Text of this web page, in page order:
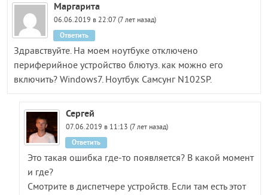
Маргарита
06.06.2019 в 22:07 (7 лет назад)
Здравствуйте. На моем ноутбуке отключено
периферийное устройство блютуз. как можно его
включить? Windows7. Ноутбук Самсунг N102SP.
Ответить
Сергей
07.06.2019 в 11:13 (7 лет назад)
Это такая ошибка где-то появляется? В какой момент
и где?
Смотрите в диспетчере устройств. Если там есть этот
Ответить